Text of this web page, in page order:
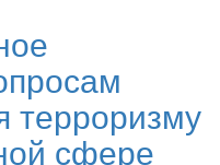
терроризму
сфере